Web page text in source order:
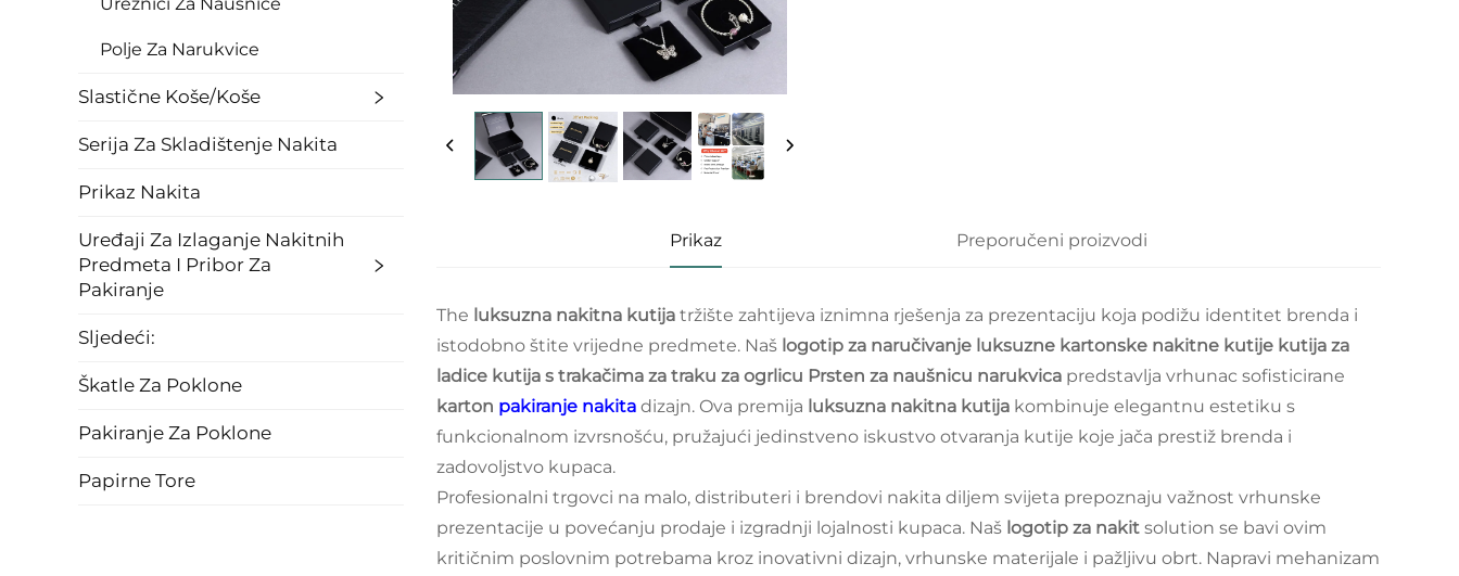
Polje Za Narukvice
Slastične Koše/koše
Serija Za Skladištenje Nakita
Prikaz Nakita
Uređaji Za Izlaganje Nakitnih
Predmeta I Pribor Za
Pakiranje
Sljedeći:
Škatle Za Poklone
Pakiranje Za Poklone
Papirne Tore
Prikaz Preporučeni proizvodi
The luksuzna nakitna kutija tržište zahtijeva iznimna rješenja za prezentaciju koja podižu identitet brenda i
istodobno štite vrijedne predmete. Naš logotip za naručivanje luksuzne kartonske nakitne kutije kutija za
ladice kutija s trakačima za traku za ogrlicu Prsten za naušnicu narukvica predstavlja vrhunac sofisticirane
karton pakiranje nakita dizajn. Ova premija luksuzna nakitna kutija kombinuje elegantnu estetiku s
funkcionalnom izvrsnošću, pružajući jedinstveno iskustvo otvaranja kutije koje jača prestiž brenda i
zadovoljstvo kupaca.
Profesionalni trgovci na malo, distributeri i brendovi nakita diljem svijeta prepoznaju važnost vrhunske
prezentacije u povećanju prodaje i izgradnji lojalnosti kupaca. Naš logotip za nakit solution se bavi ovim
kritičnim poslovnim potrebama kroz inovativni dizajn, vrhunske materijale i pažljivu obrt. Napravi mehanizam